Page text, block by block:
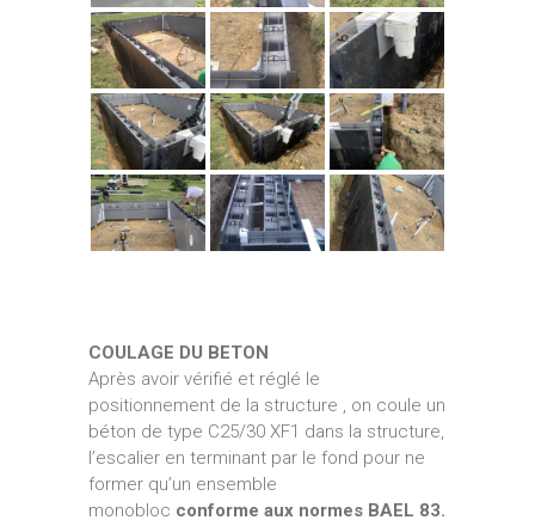
COULAGE DU BETON
Après avoir vérifié et réglé le
positionnement de la structure , on coule un
béton de type C25/30 XF1 dans la structure,
l’escalier en terminant par le fond pour ne
former qu’un ensemble
monobloc conforme aux normes BAEL 83.